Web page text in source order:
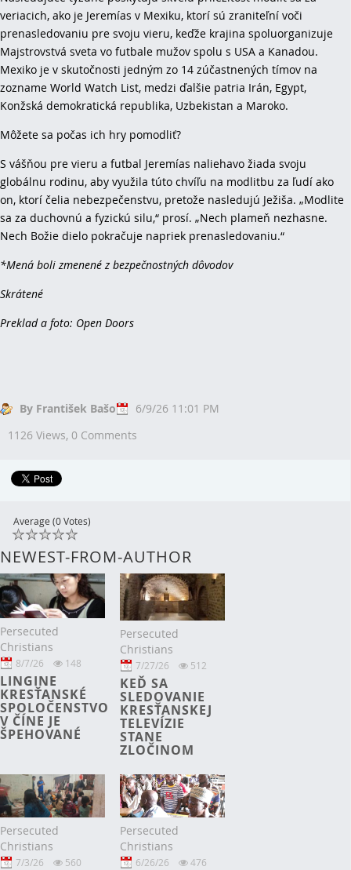
veriacich, ako je Jeremías v Mexiku, ktorí sú zraniteľní voči
prenasledovaniu pre svoju vieru, keďže krajina spoluorganizuje
Majstrovstvá sveta vo futbale mužov spolu s USA a Kanadou.
Mexiko je v skutočnosti jedným zo 14 zúčastnených tímov na
zozname World Watch List, medzi ďalšie patria Irán, Egypt,
Konžská demokratická republika, Uzbekistan a Maroko.
Môžete sa počas ich hry pomodliť?
S vášňou pre vieru a futbal Jeremías naliehavo žiada svoju
globálnu rodinu, aby využila túto chvíľu na modlitbu za ľudí ako
on, ktorí čelia nebezpečenstvu, pretože nasledujú Ježiša. „Modlite
sa za duchovnú a fyzickú silu,“ prosí. „Nech plameň nezhasne.
Nech Božie dielo pokračuje napriek prenasledovaniu.“
*Mená boli zmenené z bezpečnostných dôvodov
Skrátené
Preklad a foto: Open Doors
By František Bašo
6/9/26 11:01 PM
1126 Views, 0 Comments
Average (0 Votes)
NEWEST-FROM-AUTHOR
Persecuted
Christians
8/7/26 148
LINGINE
KRESŤANSKÉ
SPOLOČENSTVO
V ČÍNE JE
ŠPEHOVANÉ
Persecuted
Christians
7/27/26 512
KEĎ SA
SLEDOVANIE
KRESŤANSKEJ
TELEVÍZIE
STANE
ZLOČINOM
Persecuted
Christians
7/3/26 560
Persecuted
Christians
6/26/26 476